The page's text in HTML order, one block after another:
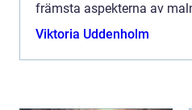
främsta aspekterna av
autenticitet, ...
Viktoria Uddenholm